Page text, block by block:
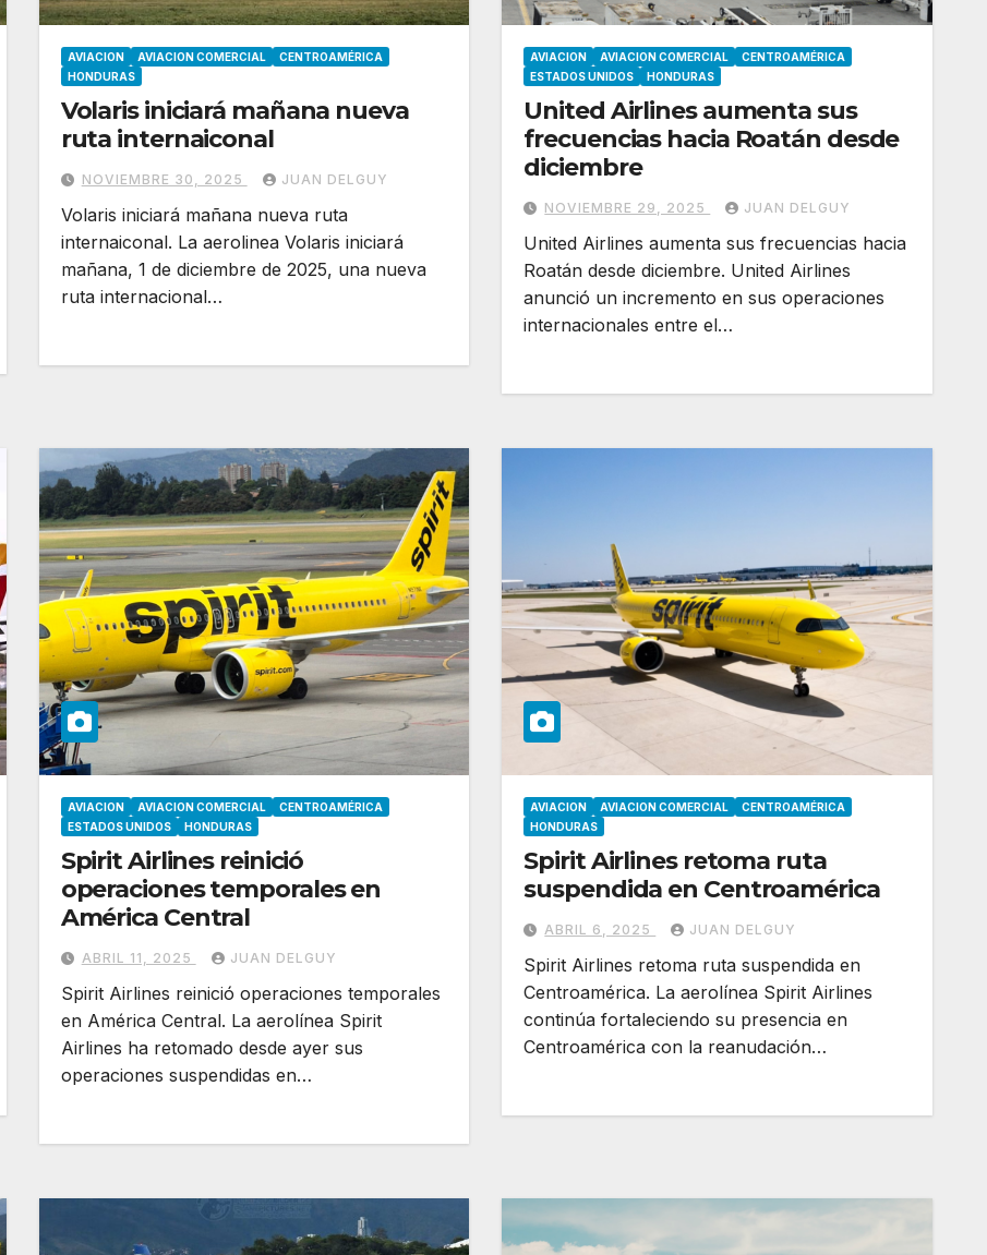
AVIACION AVIACION COMERCIAL
CENTROAMÉRICA
HONDURAS
Volaris iniciará mañana nueva
ruta internaiconal
NOVIEMBRE 30, 2025 JUAN DELGUY
Volaris iniciará mañana nueva ruta
internaiconal. La aerolinea Volaris iniciará
mañana, 1 de diciembre de 2025, una nueva
ruta internacional…
AVIACION AVIACION COMERCIAL
CENTROAMÉRICA
ESTADOS UNIDOS
HONDURAS
United Airlines aumenta sus
frecuencias hacia Roatán desde
diciembre
NOVIEMBRE 29, 2025 JUAN DELGUY
United Airlines aumenta sus frecuencias hacia
Roatán desde diciembre. United Airlines
anunció un incremento en sus operaciones
internacionales entre el…
AVIACION AVIACION COMERCIAL
CENTROAMÉRICA
ESTADOS UNIDOS
HONDURAS
Spirit Airlines reinició
operaciones temporales en
América Central
ABRIL 11, 2025 JUAN DELGUY
Spirit Airlines reinició operaciones temporales
en América Central. La aerolínea Spirit
Airlines ha retomado desde ayer sus
operaciones suspendidas en…
AVIACION AVIACION COMERCIAL
CENTROAMÉRICA
HONDURAS
Spirit Airlines retoma ruta
suspendida en Centroamérica
ABRIL 6, 2025 JUAN DELGUY
Spirit Airlines retoma ruta suspendida en
Centroamérica. La aerolínea Spirit Airlines
continúa fortaleciendo su presencia en
Centroamérica con la reanudación…